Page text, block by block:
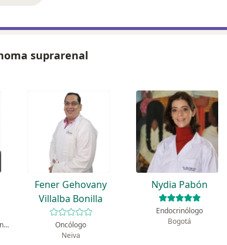
suprarenal
Cirujano general, Gastroenterólogo
Fener Gehovany
Villalba Bonilla
Oncólogo
Neiva
Nydia Pabón
Endocrinólogo
Bogotá